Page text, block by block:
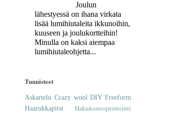
Joulun
lähestyessä on ihana virkata
lisää lumihiutaleita ikkunoihin,
kuuseen ja joulukortteihin!
Minulla on kaksi aiempaa
lumihiutaleohjetta...
Tunnisteet
Askartelu Crazy woolDIY Freeform
Haarukkapitsi Hakukoneoptimointi